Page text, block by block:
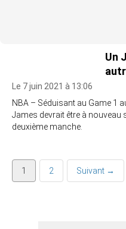
Un
Le 7 juin 2021 à 13:06
NBA – Séduisant au Game 1
James devrait être à nouveau
deuxième manche.
1 2 Suivant →